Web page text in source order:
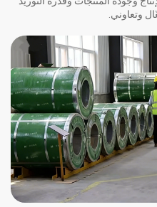
وتعاوني.